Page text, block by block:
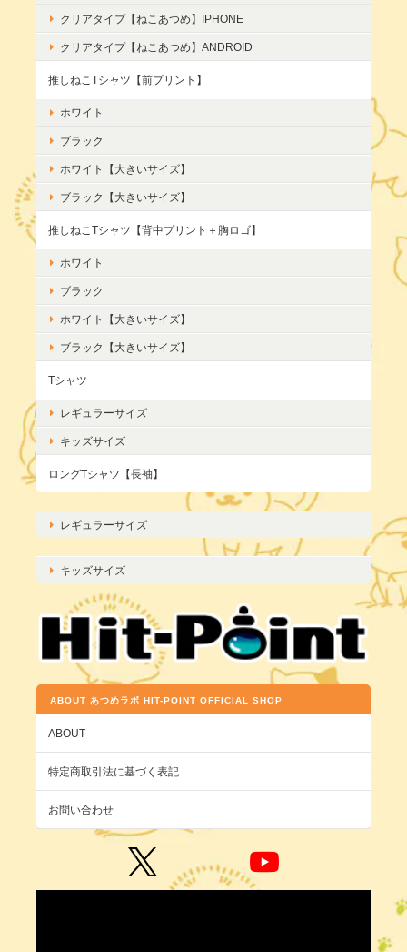
クリアタイプ【ねこあつめ】IPHONE
クリアタイプ【ねこあつめ】ANDROID
推しねこTシャツ【前プリント】
ホワイト
ブラック
ホワイト【大きいサイズ】
ブラック【大きいサイズ】
推しねこTシャツ【背中プリント＋胸ロゴ】
ホワイト
ブラック
ホワイト【大きいサイズ】
ブラック【大きいサイズ】
Tシャツ
レギュラーサイズ
キッズサイズ
ロングTシャツ【長袖】
レギュラーサイズ
キッズサイズ
ABOUT あつめラボ HIT-POINT OFFICIAL SHOP
ABOUT
特定商取引法に基づく表記
お問い合わせ